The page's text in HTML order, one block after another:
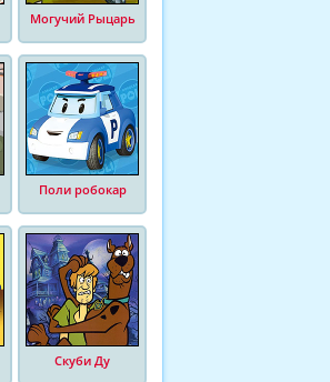
Могучий Рыцарь
Поли робокар
Скуби Ду